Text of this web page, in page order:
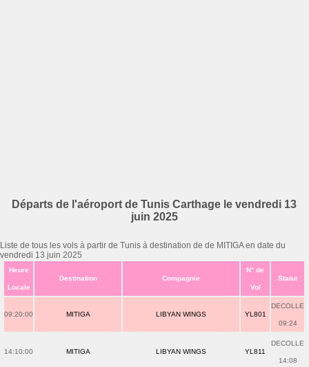
Départs de l'aéroport de Tunis Carthage le vendredi 13
juin 2025
Liste de tous les vols à partir de Tunis à destination de de MITIGA en date du
vendredi 13 juin 2025
Heure
Locale
Destination Compagnie
N° de
Vol
Statut
09:20:00 MITIGA LIBYAN WINGS YL801
DECOLLE
09:24
14:10:00 MITIGA LIBYAN WINGS YL811
DECOLLE
14:08